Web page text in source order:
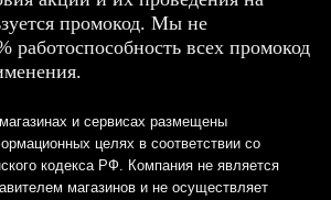
промокод. Мы не
работоспособность всех промокод
и сервисах размещены
целях в соответствии со
кодекса РФ. Компания не является
магазинов и не осуществляет